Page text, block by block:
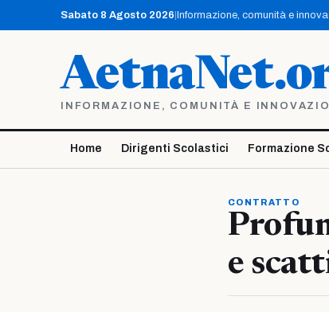
contenuto
Sabato 8 Agosto 2026 Informazione, comunità e
INFORMAZIONE, COMUNITÀ E
Home Dirigenti Scolastici Formazione
CONTRATTO
e